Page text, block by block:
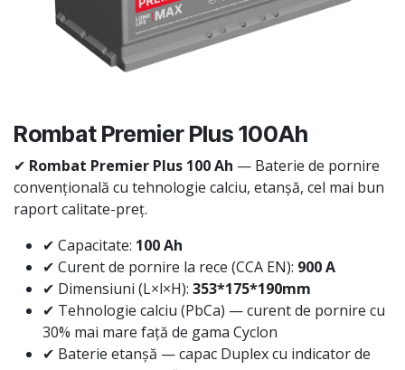
Rombat Premier Plus 100Ah
✔ Rombat Premier Plus 100 Ah — Baterie de pornire
convențională cu tehnologie calciu, etanșă, cel mai bun
raport calitate-preț.
✔ Capacitate: 100 Ah
✔ Curent de pornire la rece (CCA EN): 900 A
✔ Dimensiuni (L×l×H): 353*175*190mm
✔ Tehnologie calciu (PbCa) — curent de pornire cu
30% mai mare față de gama Cyclon
✔ Baterie etanșă — capac Duplex cu indicator de